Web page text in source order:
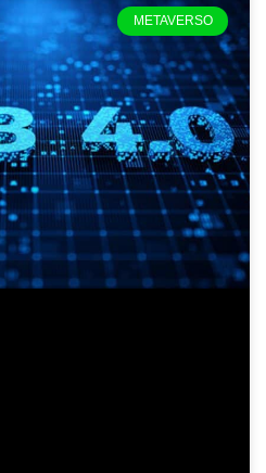
METAVERSO